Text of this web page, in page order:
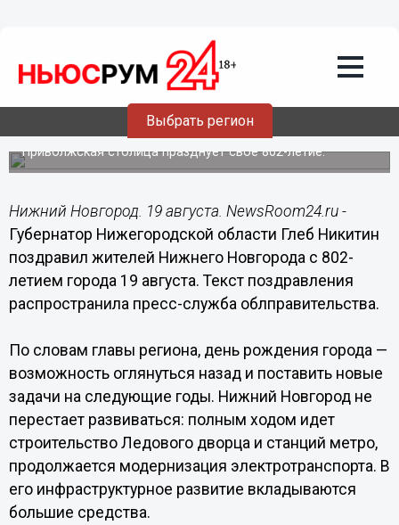
Выбрать регион
Глеб Никитин поздравил
нижегородцев с Днем города 19
Приволжская столица празднует свое 802-летие.
Нижний Новгород. 19 августа. NewsRoom24.ru -
Губернатор Нижегородской области Глеб Никитин
поздравил жителей Нижнего Новгорода с 802-
летием города 19 августа. Текст поздравления
распространила пресс-служба облправительства.
По словам главы региона, день рождения города —
возможность оглянуться назад и поставить новые
задачи на следующие годы. Нижний Новгород не
перестает развиваться: полным ходом идет
строительство Ледового дворца и станций метро,
продолжается модернизация электротранспорта. В
его инфраструктурное развитие вкладываются
большие средства.